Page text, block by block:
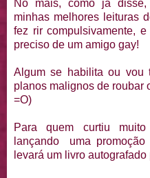
No mais, como já
minhas melhores leituras
fez rir compulsivamente,
preciso de um amigo gay!
Algum se habilita ou vou
planos malignos de roubar
=O)
Para quem curtiu
lançando uma
levará um livro